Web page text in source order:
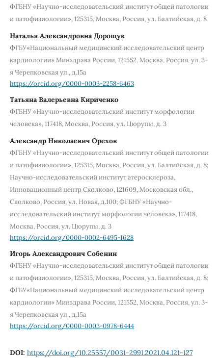
ФГБНУ «Научно-исследовательский институт общей патологии
и патофизиологии», 125315, Москва, Россия, ул. Балтийская, д. 8
Наталья Александровна Дорощук
ФГБУ«Национальный медицинский исследовательский центр
кардиологии» Минздрава России, 121552, Москва, Россия, ул. 3-
я Черепковская ул., д.15а
https://orcid.org/0000-0003-2258-6463
Татьяна Валерьевна Кириченко
ФГБНУ «Научно-исследовательский институт морфологии
человека», 117418, Москва, Россия, ул. Цюрупы, д. 3
Александр Николаевич Орехов
ФГБНУ «Научно-исследовательский институт общей патологии
и патофизиологии», 125315, Москва, Россия, ул. Балтийская, д. 8;
Научно-исследовательский институт атеросклероза,
Инновационный центр Сколково, 121609, Московская обл.,
Сколково, Россия, ул. Новая, д.100; ФГБНУ «Научно-
исследовательский институт морфологии человека», 117418,
Москва, Россия, ул. Цюрупы, д. 3
https://orcid.org/0000-0002-6495-1628
Игорь Александрович Собенин
ФГБНУ «Научно-исследовательский институт общей патологии
и патофизиологии», 125315, Москва, Россия, ул. Балтийская, д. 8;
ФГБУ«Национальный медицинский исследовательский центр
кардиологии» Минздрава России, 121552, Москва, Россия, ул. 3-
я Черепковская ул., д.15а
https://orcid.org/0000-0003-0978-6444
DOI: https://doi.org/10.25557/0031-2991.2021.04.121-127